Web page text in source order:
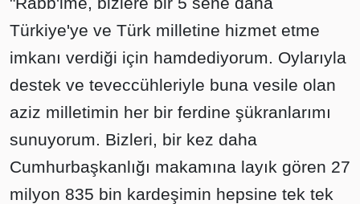
Türkiye'ye ve Türk milletine hizmet etme
imkanı verdiği için hamdediyorum. Oylarıyla
destek ve teveccühleriyle buna vesile olan
aziz milletimin her bir ferdine şükranlarımı
sunuyorum. Bizleri, bir kez daha
Cumhurbaşkanlığı makamına layık gören 27
milyon 835 bin kardeşimin hepsine tek tek